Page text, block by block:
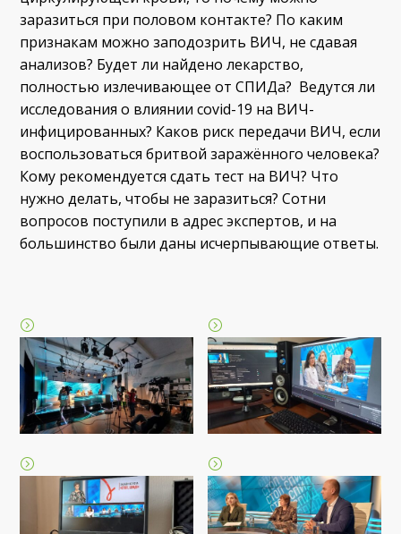
заразиться при половом контакте? По каким
признакам можно заподозрить ВИЧ, не сдавая
анализов? Будет ли найдено лекарство,
полностью излечивающее от СПИДа? Ведутся ли
исследования о влиянии covid-19 на ВИЧ-
инфицированных? Каков риск передачи ВИЧ, если
воспользоваться бритвой заражённого человека?
Кому рекомендуется сдать тест на ВИЧ? Что
нужно делать, чтобы не заразиться? Сотни
вопросов поступили в адрес экспертов, и на
большинство были даны исчерпывающие ответы.